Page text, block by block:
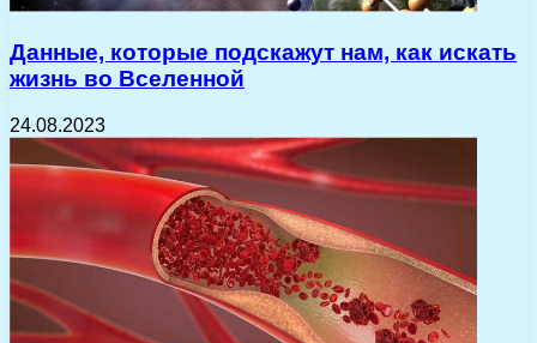
Данные, которые подскажут нам, как искать
жизнь во Вселенной
24.08.2023